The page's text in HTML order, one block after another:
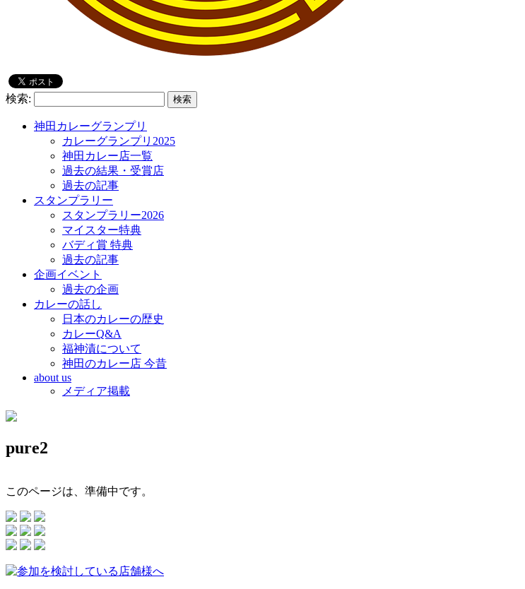
検索:
神田カレーグランプリ
カレーグランプリ2025
神田カレー店一覧
過去の結果・受賞店
過去の記事
スタンプラリー
スタンプラリー2026
マイスター特典
バディ賞 特典
過去の記事
企画イベント
過去の企画
カレーの話し
日本のカレーの歴史
カレーQ&A
福神漬について
神田のカレー店 今昔
about us
メディア掲載
pure2
このページは、準備中です。